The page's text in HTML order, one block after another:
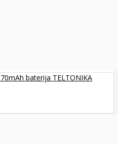
baterija TELTONIKA